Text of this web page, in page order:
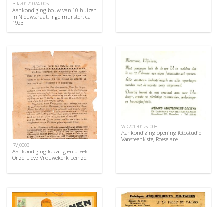
BIN20121024_005
Aankondiging bouw van 10 huizen
in Nieuwstraat, Ingelmunster, ca
1923
RV_0003
Aankondiging lofzang en preek
Onze-Lieve-Vrouwekerk Deinze.
WD20170125_008
Aankondiging opening fotostudio
Vansteenkiste, Roeselare